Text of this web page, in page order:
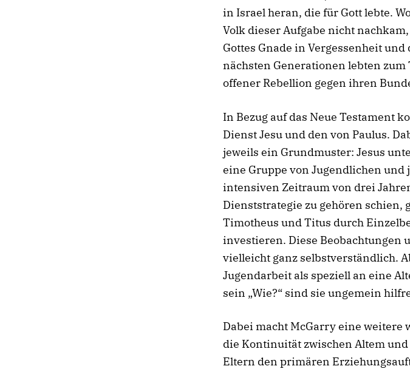
in Israel heran, die für Gott lebte.
Volk dieser Aufgabe nicht
Gottes Gnade in Vergessenheit und
nächsten Generationen lebten zum
offener Rebellion gegen ihren
In Bezug auf das Neue Testament
Dienst Jesu und den von Paulus.
jeweils ein Grundmuster: Jesus
eine Gruppe von Jugendlichen
intensiven Zeitraum von drei
Dienststrategie zu gehören schien,
Timotheus und Titus durch
investieren. Diese Beobachtungen
vielleicht ganz selbstverständlich.
Jugendarbeit als speziell an eine
sein „Wie?“ sind sie ungemein
Dabei macht McGarry eine weitere
die Kontinuität zwischen Altem
Eltern den primären